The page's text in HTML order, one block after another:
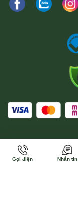
Gọi điện Nhắn tin